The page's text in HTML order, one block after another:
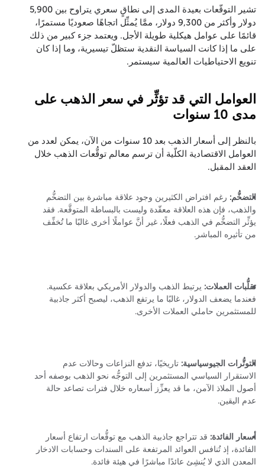
تشير التوقّعات بعيدة المدى إلى نطاقٍ سعري يتراوح بين 5,900
دولار وأكثر من 9,300 دولار، ممَّا يُمثِّل اتجاهًا صعوديًا مستمرًا،
قائمًا على عوامل هيكلية طويلة الأجل. ويعتمد جزء كبير من ذلك
على ما إذا كانت السياسة النقدية ستظلّ تيسيرية، وما إذا كان
تنويع الاحتياطيات العالمية سيستمر.
العوامل التي قد تؤثِّر في سعر الذهب على
مدى 10 سنوات
بالنظر إلى أسعار الذهب بعد 10 سنوات من الآن، يمكن لعدد من
العوامل الاقتصادية الكلّية أن ترسم معالم توقُّعات الذهب خلال
العقد المقبل.
التضخُّم: رغم افتراض الكثيرين وجود علاقة مباشرة بين التضخُّم
والذهب، فإن هذه العلاقة معقّدة وليست بالبساطة المتوقَّعة. فقد
يؤثِّر التضخُّم في الذهب فعلًا، غير أنَّ عواملًا أخرى غالبًا ما تُخفِّف
من تأثيره المباشر.
تقلُّبات العملات: يرتبط الذهب والدولار الأمريكي بعلاقة عكسية.
فعندما يضعف الدولار، غالبًا ما يرتفع الذهب، ليصبح أكثر جاذبية
للمستثمرين حاملي العملات الأخرى.
التوتُّرات الجيوسياسية: تاريخيًا، تدفع النزاعات وحالات عدم
الاستقرار السياسي المستثمرين إلى التوجُّه نحو الذهب بوصفه أحد
أصول الملاذ الآمن، ما قد يعزِّز أسعاره خلال فترات تصاعد حالة
عدم اليقين.
أسعار الفائدة: قد تتراجع جاذبية الذهب مع توقُّعات ارتفاع أسعار
الفائدة، إذ تُنافس العوائد المرتفعة على السندات وحسابات الادخار
المعدن الذي لا يُنشِئ عائدًا مباشرًا في هيئة فائدة.